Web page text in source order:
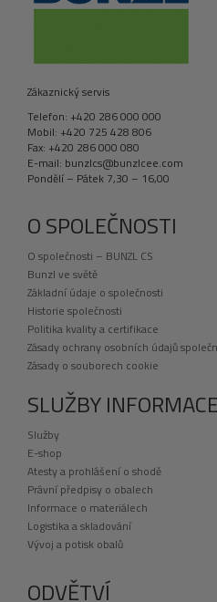
Zákaznický servis
Telefon: +420 286 000 000
Mobil: +420 725 428 806
Fax: +420 286 000 080
E-mail: bunzlcs@bunzlcee.com
Pondělí – Pátek 7,30 – 16,00
O SPOLEČNOSTI
O společnosti – BUNZL CS
Bunzl ve světě
Základní údaje o společnosti
Historie společnosti
Politika kvality a certifikace
Zásady ochrany osobních údajů
Zásady o souborech cookie
SLUŽBY INFORMACE
Služby
E-shop
Atesty a prohlášení o shodě
Právní předpisy o obalech
Informace o materiálech
Logistika a skladování
Vývoj a potisk obalů
ODVĚTVÍ